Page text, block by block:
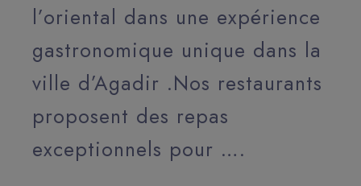
l’oriental dans une expérience
gastronomique unique dans la
ville d’Agadir .Nos restaurants
proposent des repas
exceptionnels pour ….